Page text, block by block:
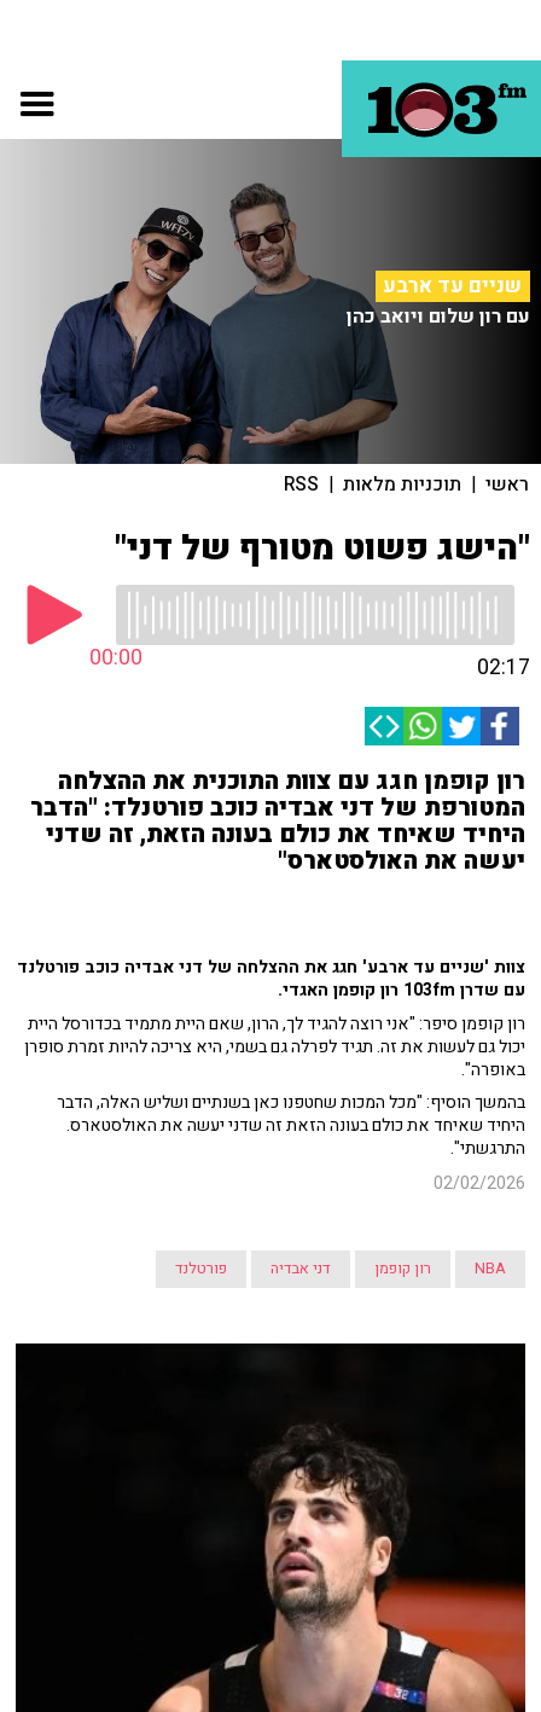
שניים עד ארבע
עם רון שלום ויואב כהן
ראשי | תוכניות מלאות |
RSS
"הישג פשוט מטורף של דני"
00:00 02:17
רון קופמן חגג עם צוות התוכנית את ההצלחה
המטורפת של דני אבדיה כוכב פורטנלד: "הדבר
היחיד שאיחד את כולם בעונה הזאת, זה שדני
יעשה את האולסטארס"
צוות 'שניים עד ארבע' חגג את ההצלחה של דני אבדיה כוכב פורטלנד
עם שדרן 103fm רון קופמן האגדי.
רון קופמן סיפר: "אני רוצה להגיד לך, הרון, שאם היית מתמיד בכדורסל היית
יכול גם לעשות את זה. תגיד לפרלה גם בשמי, היא צריכה להיות זמרת סופרן
באופרה".
בהמשך הוסיף: "מכל המכות שחטפנו כאן בשנתיים ושליש האלה, הדבר
היחיד שאיחד את כולם בעונה הזאת זה שדני יעשה את האולסטארס.
התרגשתי".
02/02/2026
NBA רון קופמן דני אבדיה פורטלנד